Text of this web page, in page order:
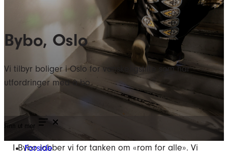
Bybo, Oslo
Vi tilbyr boliger i Oslo for vanskeligstilte som har
utfordringer med å bo.
Finn ut mer
Forside
I Bybo jobber vi for tanken om «rom for alle». Vi